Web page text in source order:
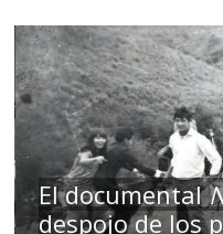
El documental
despojo de los